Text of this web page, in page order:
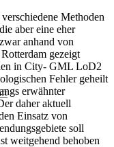
Methoden
aber eine eher
anhand von
gezeigt
in City- GML LoD2
Fehler geheilt
erwähnter
daher aktuell
Einsatz von
soll
weitgehend behoben